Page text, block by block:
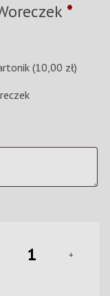
*
(10,00 zł)
+